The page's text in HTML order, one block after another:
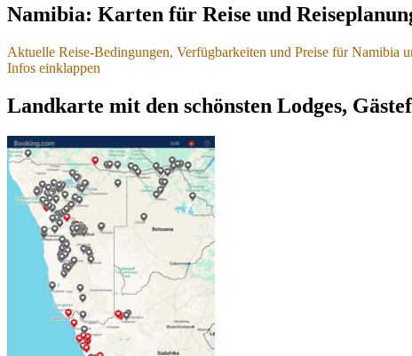
Namibia: Karten für Reise und
Aktuelle Reise-Bedingungen,
Stand 04.01.2026
Sicherheit und Einreise
Hohe Sicherheit, keine Reisewarnungen
Namibia und Botswana sind auch 2026 wieder als Reiseländer mit
A3M Risikokarte - Weltweite Reisesicherheit 2026
Es bestehen aktuell keine Reisewarnungen.
Detaillierte Tipps und Infos finden Sie hier:
Offizielle Hinweise finden Sie beiAuswärtiges Amt - Reisehinweise
Aktuelle Reise-Bedingungen, Verfügbarkeiten und Preise für Namibia
Infos einklappen
Landkarte mit den schönsten Lodges,